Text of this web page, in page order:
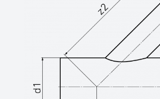
aus Rohr geschweißt,
allseitig langschenklig für
Muffenschweißung,
nur für druckklose
SDR-Klasse …..,
…. mm